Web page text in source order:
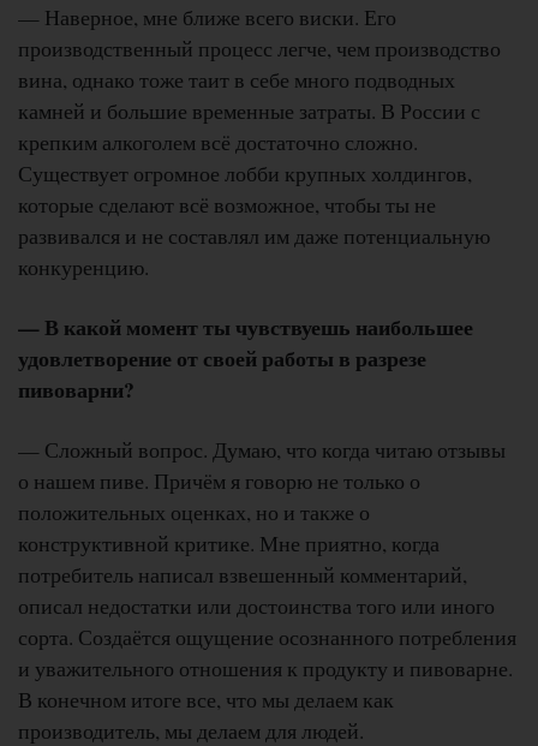
— Наверное, мне ближе всего виски. Его
производственный процесс легче, чем производство
вина, однако тоже таит в себе много подводных
камней и большие временные затраты. В России с
крепким алкоголем всё достаточно сложно.
Существует огромное лобби крупных холдингов,
которые сделают всё возможное, чтобы ты не
развивался и не составлял им даже потенциальную
конкуренцию.
— В какой момент ты чувствуешь наибольшее
удовлетворение от своей работы в разрезе
пивоварни?
— Сложный вопрос. Думаю, что когда читаю отзывы
о нашем пиве. Причём я говорю не только о
положительных оценках, но и также о
конструктивной критике. Мне приятно, когда
потребитель написал взвешенный комментарий,
описал недостатки или достоинства того или иного
сорта. Создаётся ощущение осознанного потребления
и уважительного отношения к продукту и пивоварне.
В конечном итоге все, что мы делаем как
производитель, мы делаем для людей.